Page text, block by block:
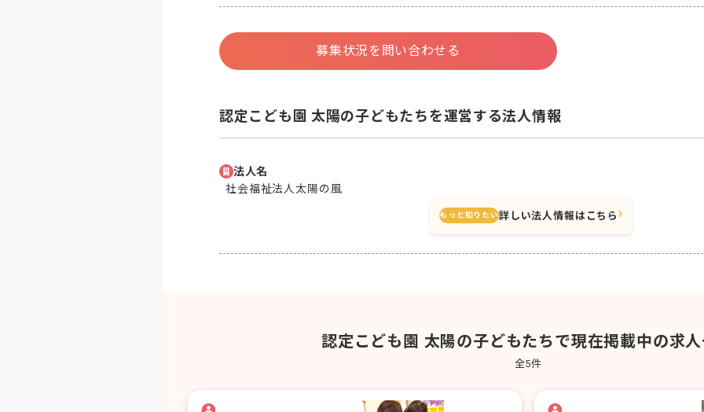
募集状況を問い合わせる
認定こども園 太陽の子どもたちを運営する法人情報
法人名
社会福祉法人太陽の風
もっと知りたい詳しい法人情報はこちら
認定こども園 太陽の子どもたちで現在掲載中の求
全5件